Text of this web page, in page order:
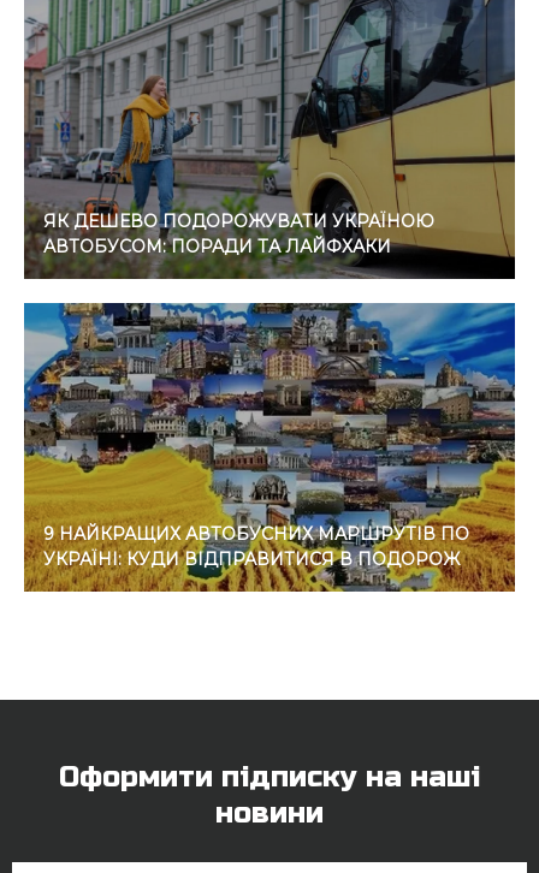
ЯК ДЕШЕВО ПОДОРОЖУВАТИ УКРАЇНОЮ
АВТОБУСОМ: ПОРАДИ ТА ЛАЙФХАКИ
9 НАЙКРАЩИХ АВТОБУСНИХ МАРШРУТІВ ПО
УКРАЇНІ: КУДИ ВІДПРАВИТИСЯ В ПОДОРОЖ
Оформити підписку на наші
новини